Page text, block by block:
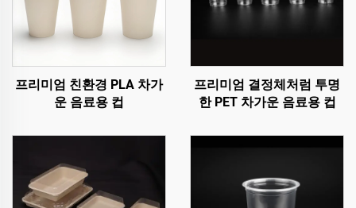
프리미엄 친환경 PLA 차가
운 음료용 컵
프리미엄 결정체처럼 투명
한 PET 차가운 음료용 컵